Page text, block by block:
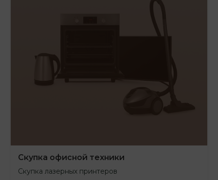
Скупка офисной техники
Скупка лазерных принтеров